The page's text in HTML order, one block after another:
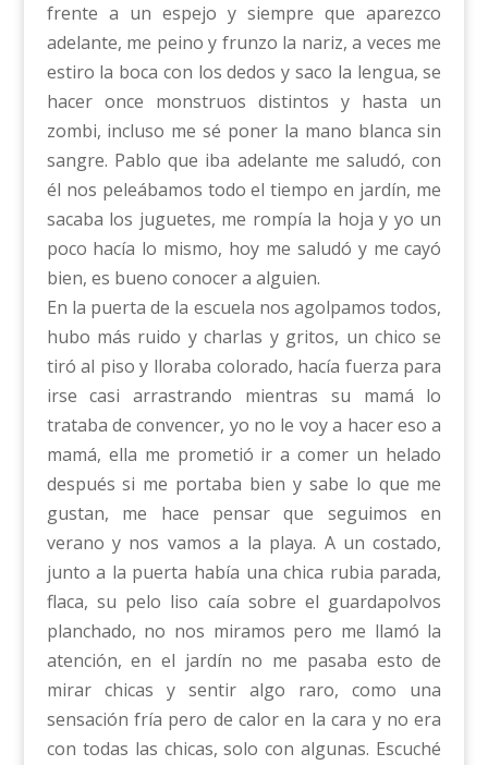
frente a un espejo y siempre que aparezco
adelante, me peino y frunzo la nariz, a veces me
estiro la boca con los dedos y saco la lengua, se
hacer once monstruos distintos y hasta un
zombi, incluso me sé poner la mano blanca sin
sangre. Pablo que iba adelante me saludó, con
él nos peleábamos todo el tiempo en jardín, me
sacaba los juguetes, me rompía la hoja y yo un
poco hacía lo mismo, hoy me saludó y me cayó
bien, es bueno conocer a alguien.
En la puerta de la escuela nos agolpamos todos,
hubo más ruido y charlas y gritos, un chico se
tiró al piso y lloraba colorado, hacía fuerza para
irse casi arrastrando mientras su mamá lo
trataba de convencer, yo no le voy a hacer eso a
mamá, ella me prometió ir a comer un helado
después si me portaba bien y sabe lo que me
gustan, me hace pensar que seguimos en
verano y nos vamos a la playa. A un costado,
junto a la puerta había una chica rubia parada,
flaca, su pelo liso caía sobre el guardapolvos
planchado, no nos miramos pero me llamó la
atención, en el jardín no me pasaba esto de
mirar chicas y sentir algo raro, como una
sensación fría pero de calor en la cara y no era
con todas las chicas, solo con algunas. Escuché